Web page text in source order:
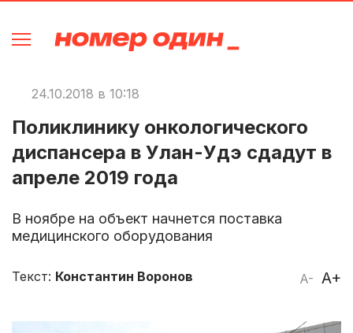
24.10.2018 в 10:18
Поликлинику онкологического
диспансера в Улан-Удэ сдадут в
апреле 2019 года
В ноябре на объект начнется поставка
медицинского оборудования
A- A+
Текст: Константин Воронов